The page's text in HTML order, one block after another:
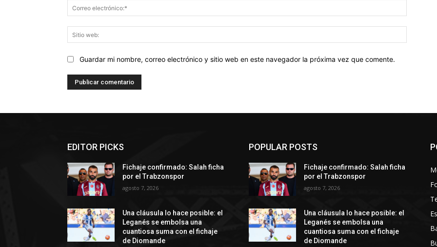
web:
Guardar mi nombre, correo electrónico y sitio web en este navegador la próxima vez que comente.
EDITOR PICKS
Fichaje confirmado: Salah ficha
por el Trabzonspor
agosto 7, 2026
Una cláusula lo hace posible: el
Leganés se embolsa una
cuantiosa suma con el fichaje
de Diomande
POPULAR POSTS
Fichaje confirmado: Salah ficha
por el Trabzonspor
agosto 7, 2026
Una cláusula lo hace posible: el
Leganés se embolsa una
cuantiosa suma con el fichaje
de Diomande